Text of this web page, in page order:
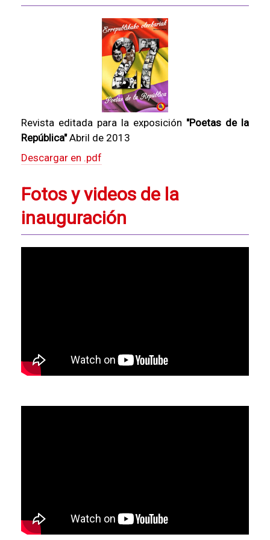
Revista editada para la exposición "Poetas de la
República"Abril de 2013
Descargar en .pdf
Fotos y videos de la
inauguración